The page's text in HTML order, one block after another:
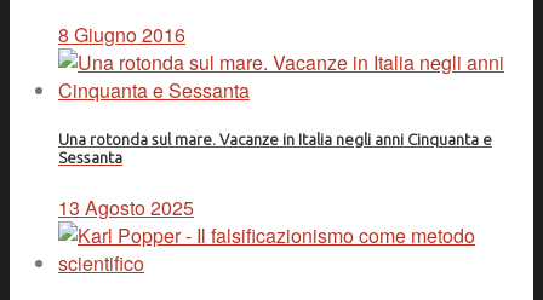
8 Giugno 2016
Una rotonda sul mare. Vacanze in Italia negli anni Cinquanta e
Sessanta
13 Agosto 2025